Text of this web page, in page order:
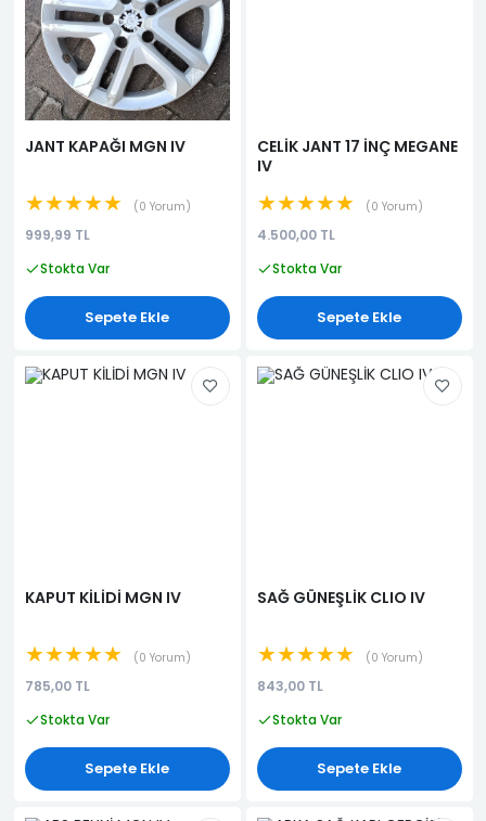
JANT KAPAĞI MGN IV
★★★★★ 0 Yorum
999,99 TL
Stokta Var
Sepete Ekle
CELİK JANT 17 İNÇ MEGANE
IV
★★★★★ 0 Yorum
4.500,00 TL
Stokta Var
Sepete Ekle
KAPUT KİLİDİ MGN IV
★★★★★ 0 Yorum
785,00 TL
Stokta Var
Sepete Ekle
SAĞ GÜNEŞLİK CLIO IV
★★★★★ 0 Yorum
843,00 TL
Stokta Var
Sepete Ekle